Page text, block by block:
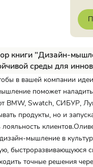
книги "Дизайн-
среды для
в вашей компании
поможет
BMW, Swatch, СИБУР,
продукты, но и
мышление в
быстроразвивающуюся
точные решения